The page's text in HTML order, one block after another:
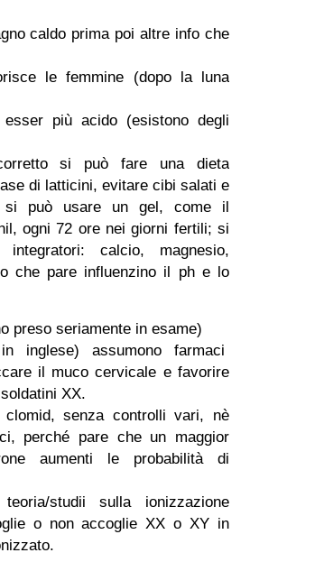
caldo prima poi altre info che
le femmine (dopo la luna
più acido (esistono degli
si può fare una dieta
di latticini, evitare cibi salati e
si può usare un gel, come il
ogni 72 ore nei giorni fertili; si
integratori: calcio, magnesio,
che pare influenzino il ph e lo
preso seriamente in esame)
inglese) assumono farmaci
il muco cervicale e favorire
XX.
clomid, senza controlli vari, nè
perché pare che un maggior
aumenti le probabilità di
studii sulla ionizzazione
o non accoglie XX o XY in